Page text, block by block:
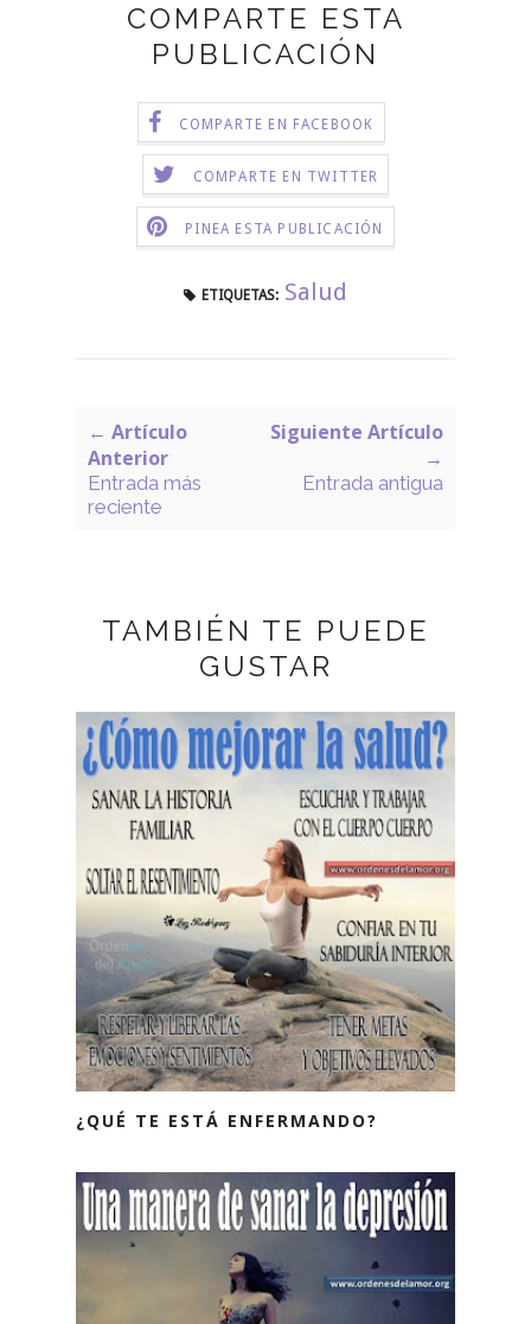
COMPARTE ESTA
PUBLICACIÓN
COMPARTE EN FACEBOOK
COMPARTE EN TWITTER
PINEA ESTA PUBLICACIÓN
ETIQUETAS: Salud
← Artículo
Anterior
Entrada más
reciente
Siguiente Artículo
→
Entrada antigua
TAMBIÉN TE PUEDE
GUSTAR
¿QUÉ TE ESTÁ ENFERMANDO?